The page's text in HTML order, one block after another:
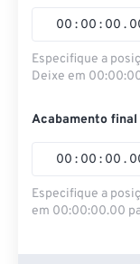
00 : 00 : 00 .
Especifique a
Deixe em
Acabamento final
00 : 00 : 00 .
Especifique a
em 00:00:00.00